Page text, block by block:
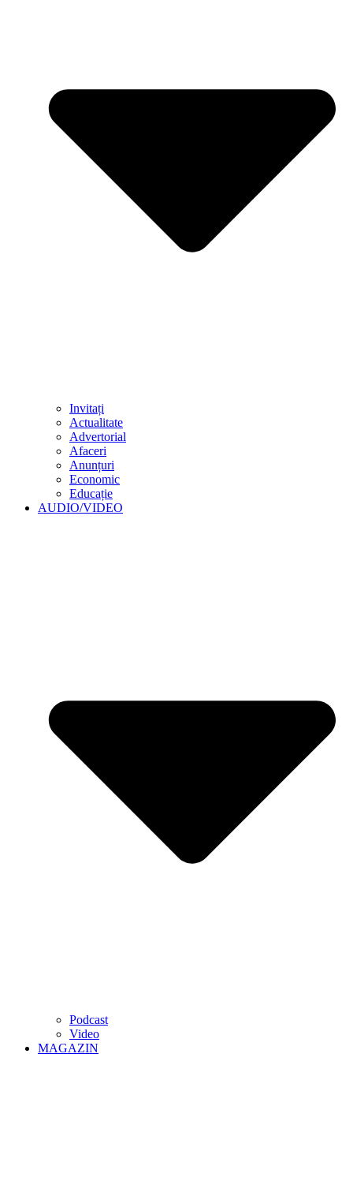
Invitați
Actualitate
Advertorial
Afaceri
Anunțuri
Economic
Educație
AUDIO/VIDEO
Podcast
Video
MAGAZIN